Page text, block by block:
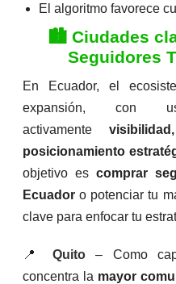
El algoritmo favorece
🏙️ Ciudades
Seguidores
En Ecuador, el
expansión, con
activamente
posicionamiento
objetivo es comprar
Ecuador o potenciar tu
clave para enfocar tu
📍 Quito– Como
concentra la mayor